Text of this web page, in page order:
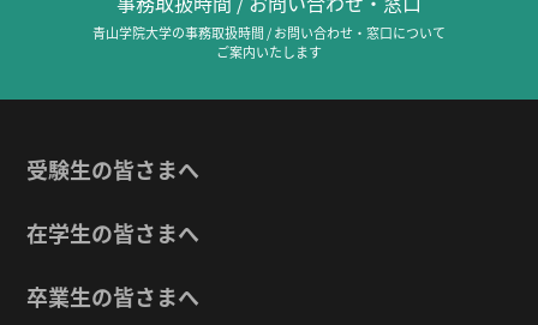
青山学院大学の事務取扱時間 / お問い合わせ・窓口について
ご案内いたします
受験生の皆さまへ
在学生の皆さまへ
卒業生の皆さまへ